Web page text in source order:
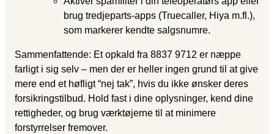
brug tredjeparts-apps (Truecaller, Hiya m.fl.),
som markerer kendte salgsnumre.
Sammenfattende: Et opkald fra 8837 9712 er næppe
farligt i sig selv – men der er heller ingen grund til at give
mere end et høfligt “nej tak”, hvis du ikke ønsker deres
forsikrings­tilbud. Hold fast i dine oplysninger, kend dine
rettigheder, og brug værktøjerne til at minimere
forstyrrelser fremover.